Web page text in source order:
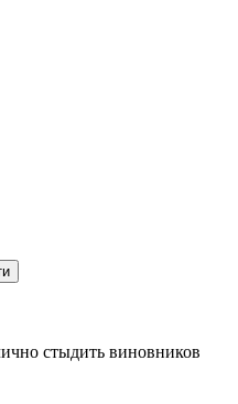
стыдить виновников